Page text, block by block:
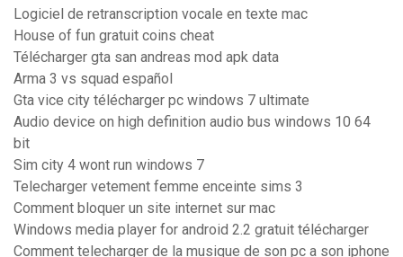
Logiciel de retranscription vocale en texte mac
House of fun gratuit coins cheat
Télécharger gta san andreas mod apk data
Arma 3 vs squad español
Gta vice city télécharger pc windows 7 ultimate
Audio device on high definition audio bus windows 10 64
bit
Sim city 4 wont run windows 7
Telecharger vetement femme enceinte sims 3
Comment bloquer un site internet sur mac
Windows media player for android 2.2 gratuit télécharger
Comment telecharger de la musique de son pc a son iphone